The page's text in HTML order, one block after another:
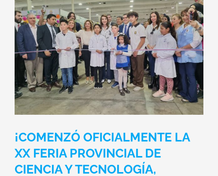
¡COMENZÓ OFICIALMENTE LA
XX FERIA PROVINCIAL DE
CIENCIA Y TECNOLOGÍA,